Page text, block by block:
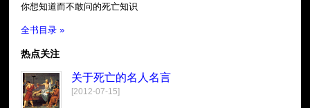
你想知道而不敢问的死亡知识
全书目录 »
热点关注
关于死亡的名人名言
[2012-07-15]